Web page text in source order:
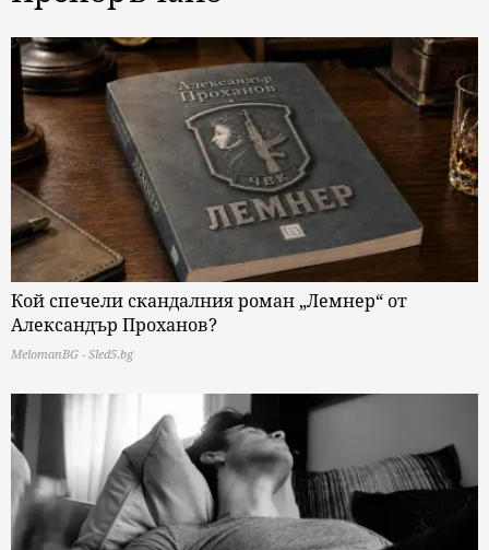
Кой спечели скандалния роман „Лемнер“ от
Александър Проханов?
MelomanBG - Sled5.bg